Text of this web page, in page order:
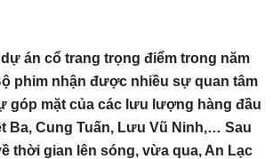
án cổ trang trọng điểm trong năm
phim nhận được nhiều sự quan tâm
góp mặt của các lưu lượng hàng đầu
Ba, Cung Tuấn, Lưu Vũ Ninh,… Sau
thời gian lên sóng, vừa qua, An Lạc